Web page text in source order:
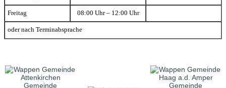
Freitag 08:00 Uhr – 12:00 Uhr
oder nach Terminabsprache
Gemeinde
Gemeinde